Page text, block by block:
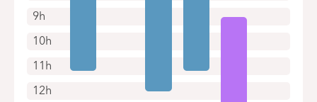
9h
10h
11h
12h